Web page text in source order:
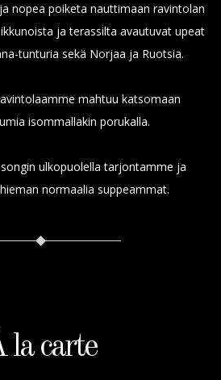
nopea poiketa nauttimaan ravintolan
ja terassilta avautuvat upeat
tunturia sekä Norjaa ja Ruotsia.
mahtuu katsomaan
isommallakin porukalla.
ulkopuolella tarjontamme ja
normaalia suppeammat.
la carte